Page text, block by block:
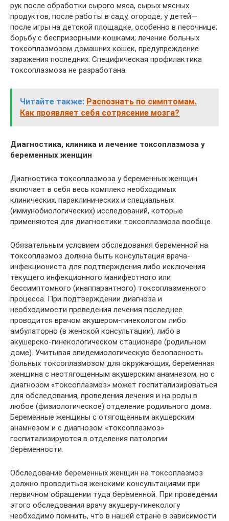
рук после обработки сырого мяса, сырых мясных
продуктов, после работы в саду, огороде, у детей—
после игры на детской площадке, особенно в песочнице;
борьбу с беспризорными кошками; лечение больных
токсоплазмозом домашних кошек, предупреждение
заражения последних. Специфическая профилактика
токсоплазмоза не разработана.
Читайте также: Распознать по симптомам.
Как проявляет себя сотрясение мозга?
Диагностика, клиника и лечение токсоплазмоза у
беременных женщин
Диагностика токсоплазмоза у беременных женщин
включает в себя весь комплекс необходимых
клинических, параклинических и специальных
(иммунобиологических) исследований, которые
применяются для диагностики токсоплазмоза вообще.
Обязательным условием обследования беременной на
токсоплазмоз должна быть консультация врача-
инфекциониста для подтверждения либо исключения
текущего инфекционного манифестного или
бессимптомного (инаппарантного) токсоплазменного
процесса. При подтверждении диагноза и
необходимости проведения лечения последнее
проводится врачом акушером-гинекологом либо
амбулаторно (в женской консультации), либо в
акушерско-гинекологическом стационаре (родильном
доме). Учитывая эпидемиологическую безопасность
больных токсоплазмозом для окружающих, беременная
женщина с неотягощенным акушерским анамнезом, но с
диагнозом «токсоплазмоз» может госпитализироваться
для обследования, проведения лечения и на роды в
любое (физиологическое) отделение родильного дома.
Беременные женщины с отягощенным акушерским
анамнезом и с диагнозом «токсоплазмоз»
госпитализируются в отделения патологии
беременности.
Обследование беременных женщин на токсоплазмоз
должно проводиться женскими консультациями при
первичном обращении туда беременной. При проведении
этого обследования врачу акушеру-гинекологу
необходимо помнить, что в нашей стране в зависимости